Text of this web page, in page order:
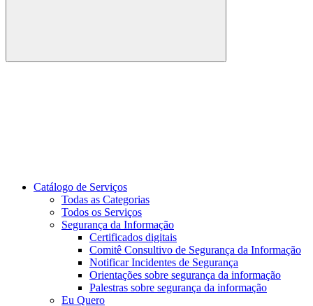
Buscar
Catálogo de Serviços
Todas as Categorias
Todos os Serviços
Segurança da Informação
Certificados digitais
Comitê Consultivo de Segurança da Informação
Notificar Incidentes de Segurança
Orientações sobre segurança da informação
Palestras sobre segurança da informação
Eu Quero